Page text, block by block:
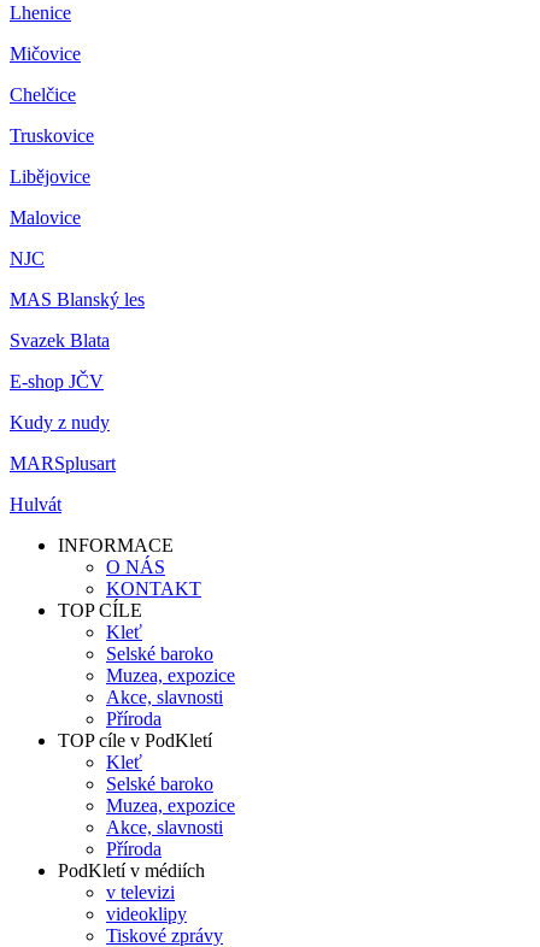
Lhenice
Mičovice
Chelčice
Truskovice
Libějovice
Malovice
NJC
MAS Blanský les
Svazek Blata
E-shop JČV
Kudy z nudy
MARSplusart
Hulvát
INFORMACE
O NÁS
KONTAKT
TOP CÍLE
Kleť
Selské baroko
Muzea, expozice
Akce, slavnosti
Příroda
TOP cíle v PodKletí
Kleť
Selské baroko
Muzea, expozice
Akce, slavnosti
Příroda
PodKletí v médiích
v televizi
videoklipy
Tiskové zprávy